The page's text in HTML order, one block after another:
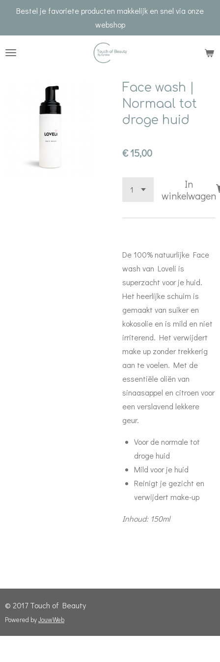
de
Bestel je favoriete producten makkelijk en snel via onze
webshop
Face wash |
Normaal tot
droge huid
€ 15,00
In
winkelwagen
De 100% natuurlijke Face
wash van Loveli is
superzacht voor je huid.
Het heerlijke schuim is
gemaakt van suiker en
kokosolie en is mild en niet
irriterend. Het verwijdert
make up zonder trekkerig
aan te voelen. Met de
essentiële oliën van
sinaasappel en citroen voor
een verslavend lekkere
geur.
Voor de normale tot
droge huid
Mild voor je huid
Reinigt je gezicht en
verwijdert make-up
Inhoud: 150ml
© 2017 Touch of Beauty
Powered byJouwWeb